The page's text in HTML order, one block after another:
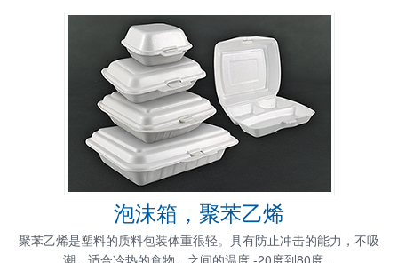
泡沫箱，聚苯乙烯
聚苯乙烯是塑料的质料包装体重很轻。具有防止冲击的能力，不吸